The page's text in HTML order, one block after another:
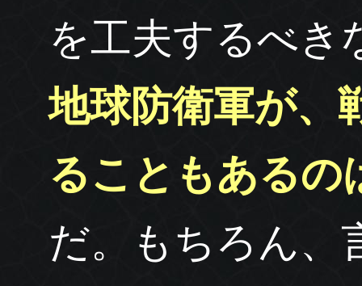
を工夫するべき
地球防衛軍が、
ることもあるの
だ。もちろん、